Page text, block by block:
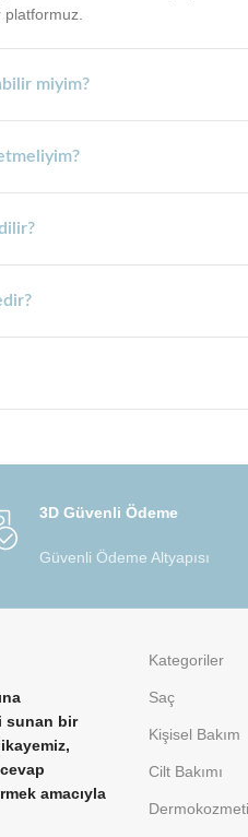
miyim?
3D Güvenli Ödeme
Güvenli Ödeme Altyapısı
sunan bir
amacıyla
Kategoriler
Saç
Kişisel Bakım
Cilt Bakımı